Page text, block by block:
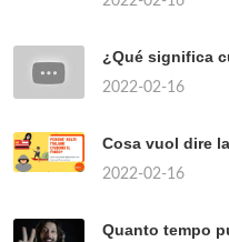
¿Qué significa
2022-02-16
Cosa vuol dire
2022-02-16
Quanto tempo